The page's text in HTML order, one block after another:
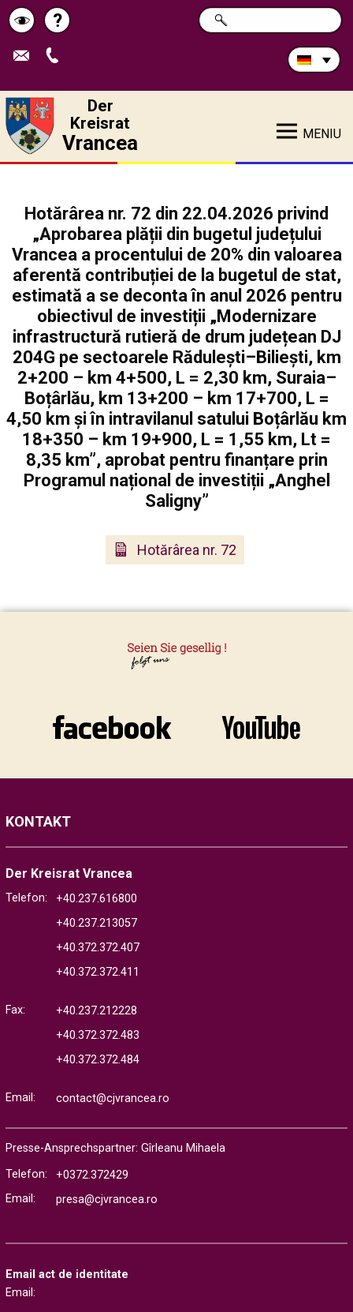
Schimbă
contrastul
Pagina
de
?
Durchsuchen
Sie
SUCHE
Der
Kreisrat
Vrancea MENIU
Hotărârea nr. 72 din 22.04.2026 privind
„Aprobarea plății din bugetul județului
Vrancea a procentului de 20% din valoarea
aferentă contribuției de la bugetul de stat,
estimată a se deconta în anul 2026 pentru
obiectivul de investiții „Modernizare
infrastructură rutieră de drum județean DJ
204G pe sectoarele Rădulești–Biliești, km
2+200 – km 4+500, L = 2,30 km, Suraia–
Boțârlău, km 13+200 – km 17+700, L =
4,50 km și în intravilanul satului Boțârlău km
18+350 – km 19+900, L = 1,55 km, Lt =
8,35 km”, aprobat pentru finanțare prin
Programul național de investiții „Anghel
Saligny”
Hotărârea nr. 72
KONTAKT
Der Kreisrat Vrancea
Telefon:
+40.237.616800
+40.237.213057
+40.372.372.407
+40.372.372.411
Fax:
+40.237.212228
+40.372.372.483
+40.372.372.484
Email: contact@cjvrancea.ro
Presse-Ansprechspartner: Gîrleanu Mihaela
Telefon:
+0372.372429
Email:
presa@cjvrancea.ro
Email act de identitate
Email: